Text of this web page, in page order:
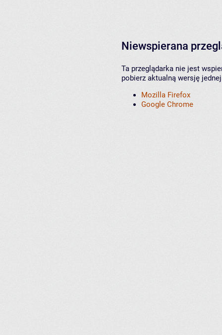
Niewspierana
Ta przeglądarka nie jest
pobierz aktualną wersję
Mozilla Firefox
Google Chrome